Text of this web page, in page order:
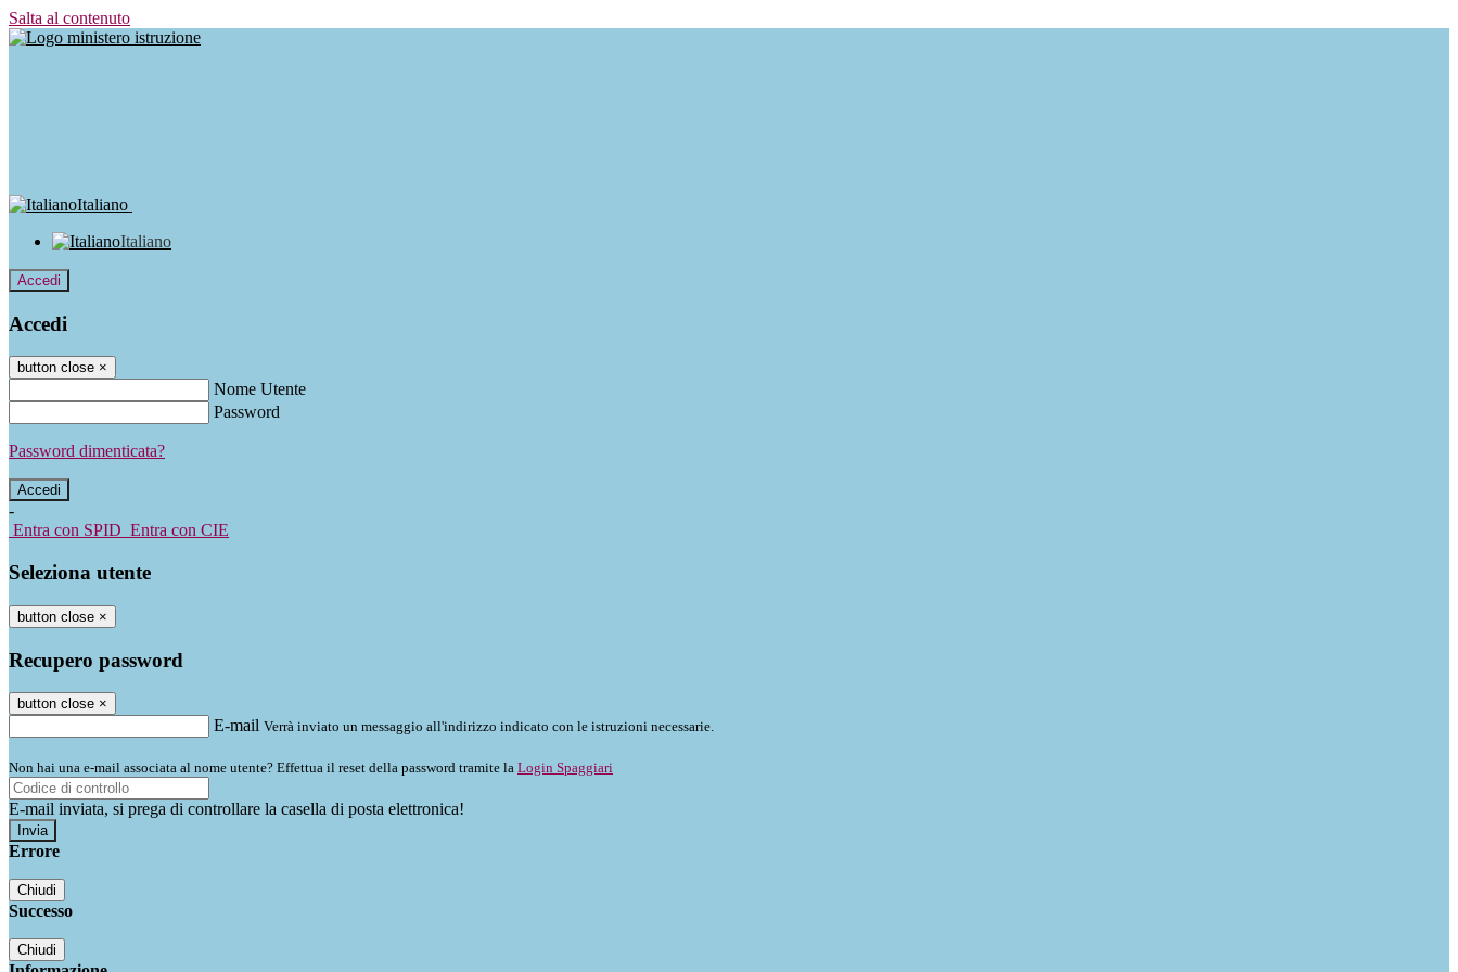
Salta al contenuto
Italiano
Italiano
Accedi
Accedi
button close ×
Nome Utente
Password
Password dimenticata?
-
Entra con SPID Entra con CIE
Seleziona utente
button close ×
Recupero password
button close ×
E-mail Verrà inviato un messaggio all'indirizzo indicato con le istruzioni necessarie.
Non hai una e-mail associata al nome utente? Effettua il reset della password tramite la Login Spaggiari
E-mail inviata, si prega di controllare la casella di posta elettronica!
Errore
Chiudi
Successo
Chiudi